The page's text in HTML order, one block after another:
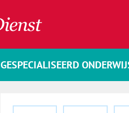
GESPECIALISEERD